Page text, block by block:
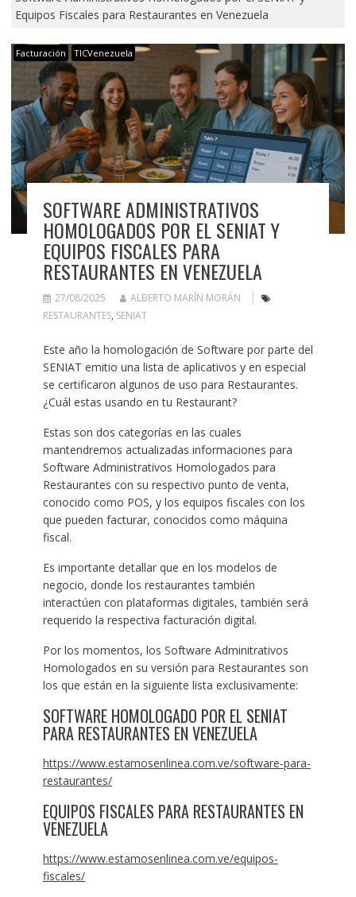
Equipos Fiscales para Restaurantes en Venezuela
Facturación TICVenezuela
SOFTWARE ADMINISTRATIVOS
HOMOLOGADOS POR EL SENIAT Y
EQUIPOS FISCALES PARA
RESTAURANTES EN VENEZUELA
27/08/2025
ALBERTO MARÍN MORÁN
RESTAURANTES, SENIAT
Este año la homologación de Software por parte del
SENIAT emitio una lista de aplicativos y en especial
se certificaron algunos de uso para Restaurantes.
¿Cuál estas usando en tu Restaurant?
Estas son dos categorías en las cuales
mantendremos actualizadas informaciones para
Software Administrativos Homologados para
Restaurantes con su respectivo punto de venta,
conocido como POS, y los equipos fiscales con los
que pueden facturar, conocidos como máquina
fiscal.
Es importante detallar que en los modelos de
negocio, donde los restaurantes también
interactúen con plataformas digitales, también será
requerido la respectiva facturación digital.
Por los momentos, los Software Adminitrativos
Homologados en su versión para Restaurantes son
los que están en la siguiente lista exclusivamente:
SOFTWARE HOMOLOGADO POR EL SENIAT
PARA RESTAURANTES EN VENEZUELA
https://www.estamosenlinea.com.ve/software-para-
restaurantes/
EQUIPOS FISCALES PARA RESTAURANTES EN
VENEZUELA
https://www.estamosenlinea.com.ve/equipos-
fiscales/